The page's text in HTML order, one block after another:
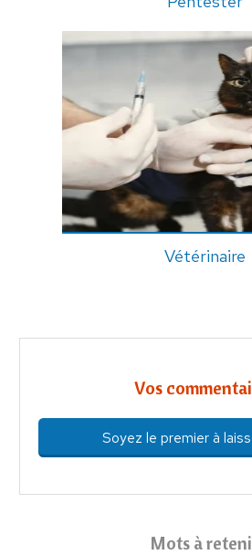
Vétérinaire
Vos
Soyez le premier à
Mots à